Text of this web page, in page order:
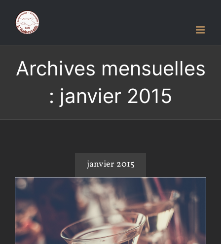
Passer
contenu
Archives mensuelles
: janvier 2015
janvier 2015